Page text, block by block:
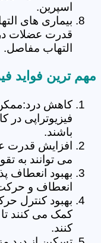
اسپرین.
بیماری های
قدرت عضلات در
التهاب مفاصل.
مهم ترین فواید
کاهش
فیزیوتراپی
باشند.
افزایش قدرت
می توانند به
بهبود انعطاف
انعطاف و
بهبود کنترل
کمک می کنند
کنند.